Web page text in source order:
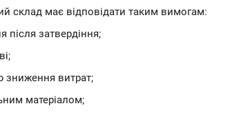
склад має відповідати таким вимогам:
після затвердіння;
зниження витрат;
матеріалом;